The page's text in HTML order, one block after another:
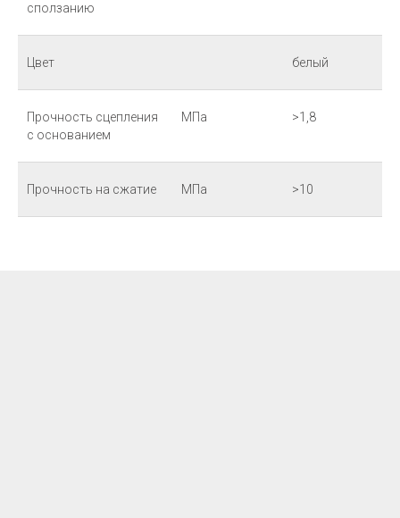
сползанию
Цвет белый
Прочность сцепления
с основанием
МПа >1,8
Прочность на сжатие МПа >10